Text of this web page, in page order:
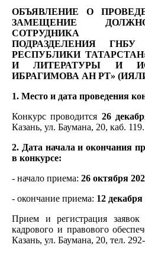
ОБЪЯВЛЕНИЕ О
ЗАМЕЩЕНИЕ
СОТРУДНИКА
ПОДРАЗДЕЛЕНИЯ
РЕСПУБЛИКИ
И ЛИТЕРАТУРЫ И
ИБРАГИМОВА АН РТ»
1. Место и дата проведения
Конкурс проводится 26
Казань, ул. Баумана, 20, каб. 119.
2. Дата начала и окончания
в конкурсе:
- начало приема: 26 октября
- окончание приема: 12 декабря
Прием и регистрация заявок
кадрового и правового
Казань, ул. Баумана, 20, тел.